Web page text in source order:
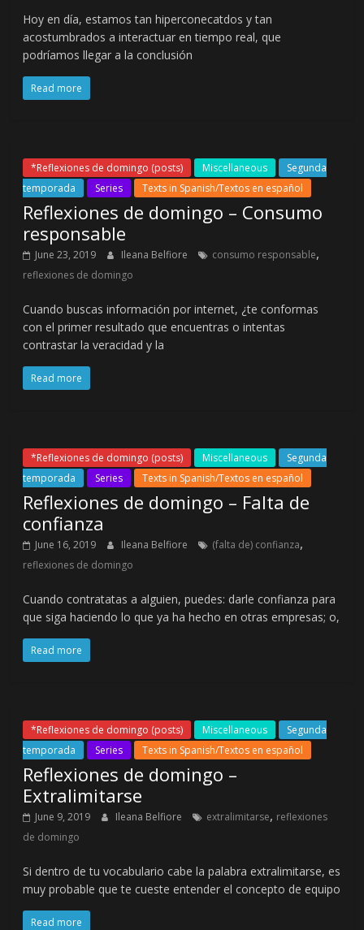
Hoy en día, estamos tan hiperconecatdos y tan
acostumbrados a interactuar en tiempo real, que
podríamos llegar a la conclusión
Read more
*Reflexiones de domingo (posts) Miscellaneous
Segunda
temporada
Series Texts in Spanish/Textos en español
Reflexiones de domingo – Consumo
responsable
June 23, 2019 Ileana Belfiore consumo responsable,
reflexiones de domingo
Cuando buscas información por internet, ¿te conformas
con el primer resultado que encuentras o intentas
contrastar la veracidad y la
Read more
*Reflexiones de domingo (posts) Miscellaneous
Segunda
temporada
Series Texts in Spanish/Textos en español
Reflexiones de domingo – Falta de
confianza
June 16, 2019 Ileana Belfiore (falta de) confianza,
reflexiones de domingo
Cuando contratatas a alguien, puedes: darle confianza para
que siga haciendo lo que ya ha hecho en otras empresas; o,
Read more
*Reflexiones de domingo (posts) Miscellaneous
Segunda
temporada
Series Texts in Spanish/Textos en español
Reflexiones de domingo –
Extralimitarse
June 9, 2019 Ileana Belfiore extralimitarse, reflexiones
de domingo
Si dentro de tu vocabulario cabe la palabra extralimitarse, es
muy probable que te cueste entender el concepto de equipo
Read more